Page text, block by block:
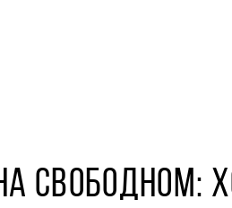
СВОБОДНОМ: